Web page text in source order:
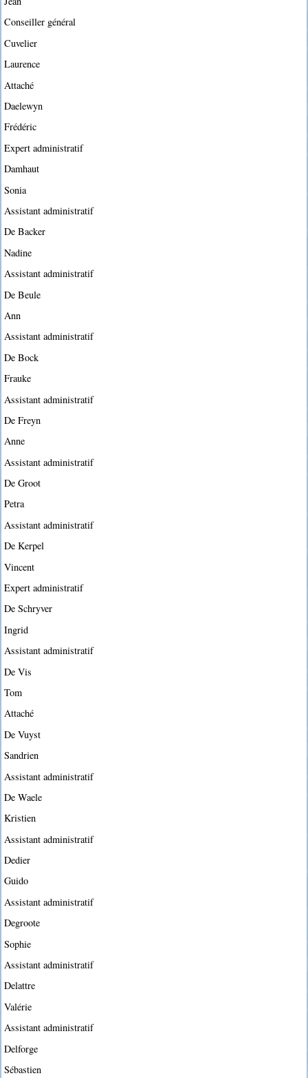
Conseiller général
Cuvelier
Laurence
Attaché
Daelewyn
Frédéric
Expert administratif
Damhaut
Sonia
Assistant administratif
De Backer
Nadine
Assistant administratif
De Beule
Ann
Assistant administratif
De Bock
Frauke
Assistant administratif
De Freyn
Anne
Assistant administratif
De Groot
Petra
Assistant administratif
De Kerpel
Vincent
Expert administratif
De Schryver
Ingrid
Assistant administratif
De Vis
Tom
Attaché
De Vuyst
Sandrien
Assistant administratif
De Waele
Kristien
Assistant administratif
Dedier
Guido
Assistant administratif
Degroote
Sophie
Assistant administratif
Delattre
Valérie
Assistant administratif
Delforge
Sébastien